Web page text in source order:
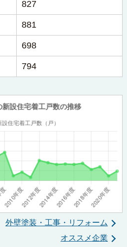
827
881
698
794
外壁塗装・工事・リフォーム
オススメ企業